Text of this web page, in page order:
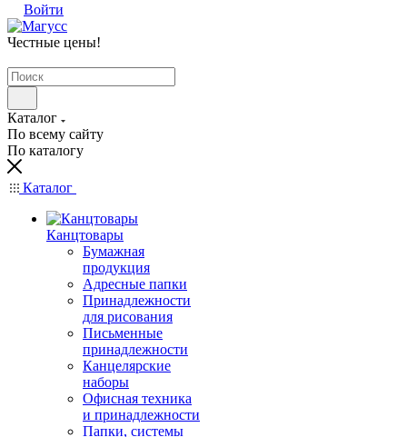
Войти
Честные цены!
Каталог
По всему сайту
По каталогу
Каталог
Канцтовары
Бумажная
продукция
Адресные папки
Принадлежности
для рисования
Письменные
принадлежности
Канцелярские
наборы
Офисная техника
и принадлежности
Папки, системы